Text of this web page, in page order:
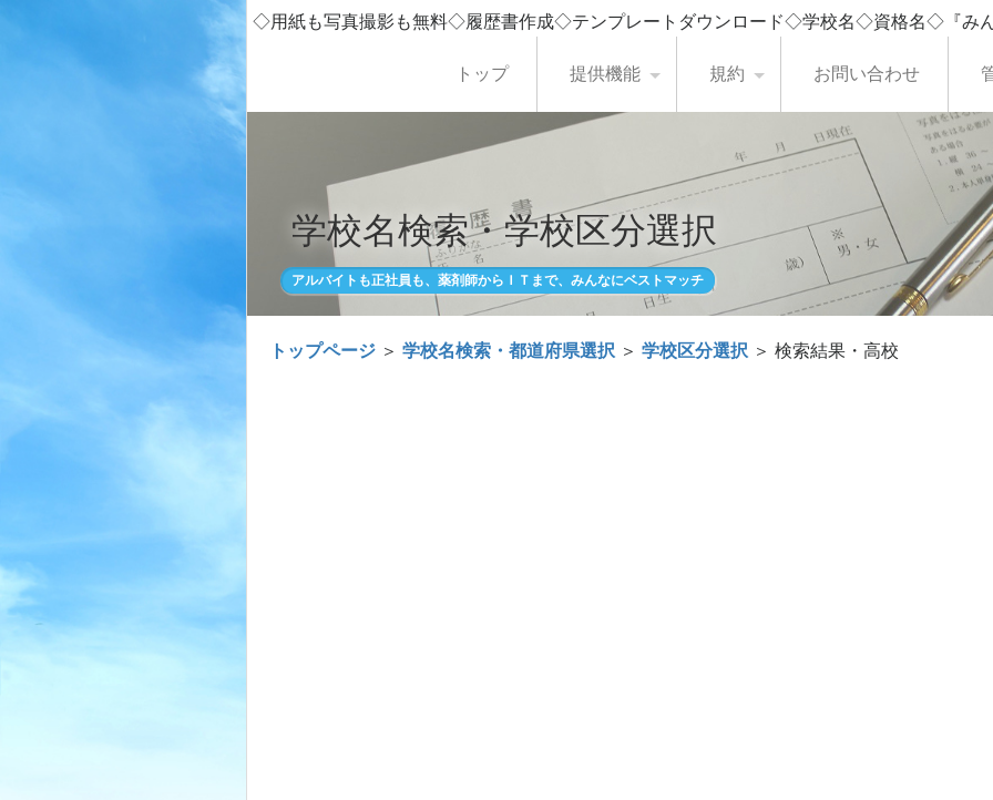
◇用紙も写真撮影も無料◇履歴書作成◇テンプレートダウンロード◇学校名◇資格名◇『み
トップ 提供機能 規約 お問い合わせ
学校名検索・学校区分選択
アルバイトも正社員も、薬剤師からＩＴまで、みんなにベストマッチ
トップページ ＞ 学校名検索・都道府県選択 ＞ 学校区分選択 ＞ 検索結果・高校